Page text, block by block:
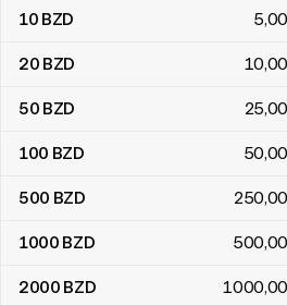
10 BZD 5,00
20 BZD 10,00
50 BZD 25,00
100 BZD 50,00
500 BZD 250,00
1000 BZD 500,00
2000 BZD 1000,00